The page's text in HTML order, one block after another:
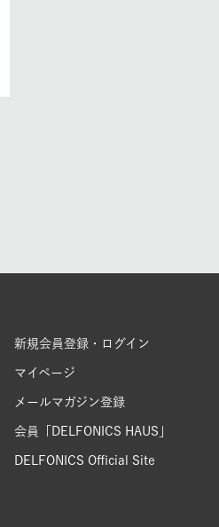
新規会員登録・ログイン
マイページ
メールマガジン登録
会員「DELFONICS HAUS」
DELFONICS Official Site